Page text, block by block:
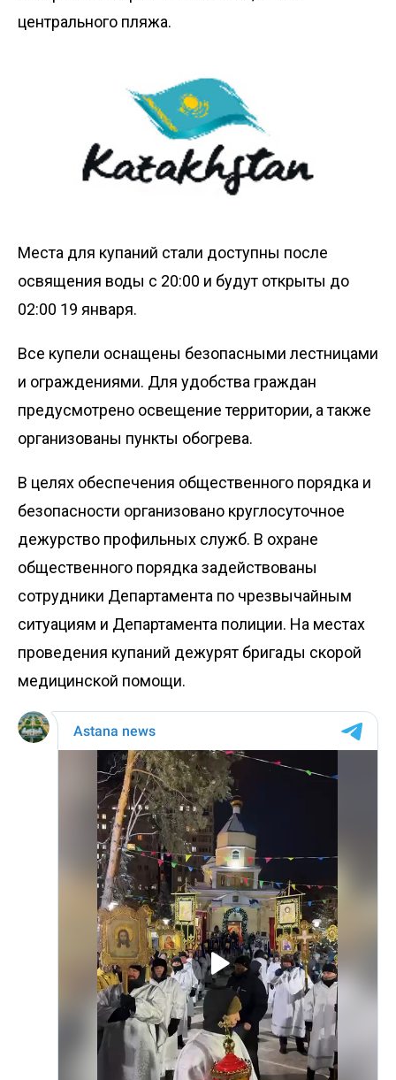
центрального пляжа.
Места для купаний стали доступны после
освящения воды с 20:00 и будут открыты до
02:00 19 января.
Все купели оснащены безопасными лестницами
и ограждениями. Для удобства граждан
предусмотрено освещение территории, а также
организованы пункты обогрева.
В целях обеспечения общественного порядка и
безопасности организовано круглосуточное
дежурство профильных служб. В охране
общественного порядка задействованы
сотрудники Департамента по чрезвычайным
ситуациям и Департамента полиции. На местах
проведения купаний дежурят бригады скорой
медицинской помощи.